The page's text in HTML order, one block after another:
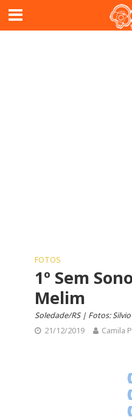
FOTOS
1º Sem
Melim
Soledade/RS | Fotos:
21/12/2019
Camila